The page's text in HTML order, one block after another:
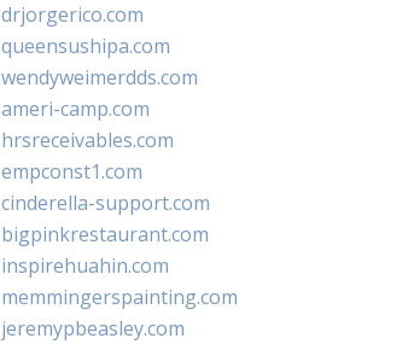
drjorgerico.com
queensushipa.com
wendyweimerdds.com
ameri-camp.com
hrsreceivables.com
empconst1.com
cinderella-support.com
bigpinkrestaurant.com
inspirehuahin.com
memmingerspainting.com
jeremypbeasley.com